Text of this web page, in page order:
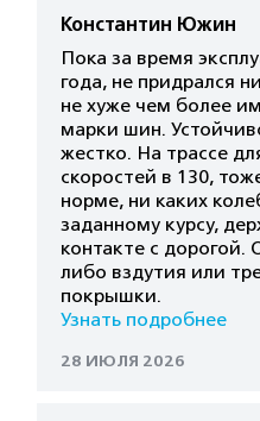
Константин Южин
Пока за время
года, не придрался
не хуже чем более
марки шин.
жестко. На трассе
скоростей в 130,
норме, ни каких
заданному курсу,
контакте с дорогой.
либо вздутия или
покрышки.
Узнать подробнее
28 ИЮЛЯ 2026